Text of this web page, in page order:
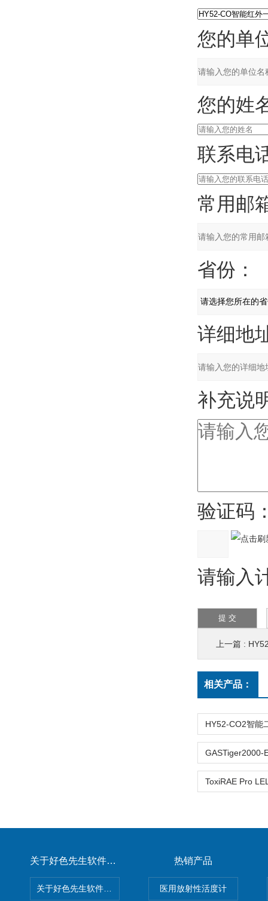
您的单位
您的姓名
联系电话
常用邮箱
省份：
详细地址
补充说明
验证码
请输入
上一篇 :
相关产品：
关于好色先生软件下载
关于好色先生软件下载
热销产品
医用放射性活度计